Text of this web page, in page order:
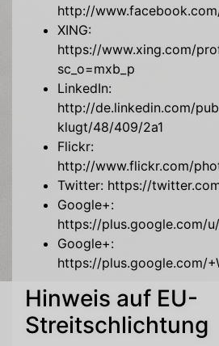
http://
XING:
https://www.xing.com/
sc_o=mxb_p
LinkedIn:
http://de.linkedin.com/
klugt/48/409/2a1
Flickr:
http://www.flickr.com/
Twitter: https://
Google+:
https://plus.google.com/
Google+:
https://plus.google.com/
Hinweis auf EU-
Streitschlichtung